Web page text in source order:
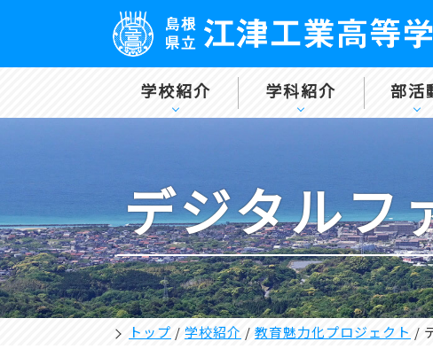
学校紹介 学科紹介 部活
デジタルフ
トップ / 学校紹介 / 教育魅力化プロジェクト /